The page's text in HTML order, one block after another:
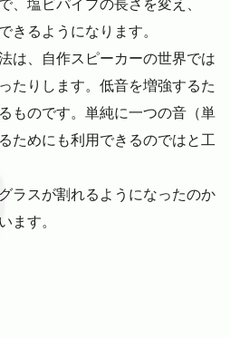
、塩ビパイプの長さを変え、
きるようになります。
は、自作スピーカーの世界では
たりします。低音を増強するた
ものです。単純に一つの音（単
ためにも利用できるのではと工
ラスが割れるようになったのか
ます。